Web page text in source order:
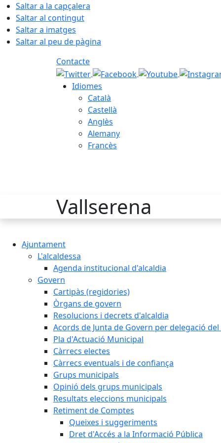
Saltar a la capçalera
Saltar al contingut
Saltar a imatges
Saltar al peu de pàgina
Contacte
Idiomes
Català
Castellà
Anglès
Alemany
Francès
Vallserena
Ajuntament
L'alcaldessa
Agenda institucional d'alcaldia
Govern
Cartipàs (regidories)
Òrgans de govern
Resolucions i decrets d'alcaldia
Acords de Junta de Govern per delegació del
Pla d'Actuació Municipal
Càrrecs electes
Càrrecs eventuals i de confiança
Grups municipals
Opinió dels grups municipals
Resultats eleccions municipals
Retiment de Comptes
Queixes i suggeriments
Dret d'Accés a la Informació Pública